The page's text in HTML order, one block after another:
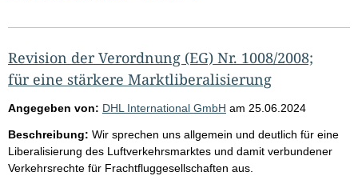
Revision der Verordnung (EG) Nr. 1008/2008;
für eine stärkere Marktliberalisierung
Angegeben von: DHL International GmbH am 25.06.2024
Beschreibung: Wir sprechen uns allgemein und deutlich für eine
Liberalisierung des Luftverkehrsmarktes und damit verbundener
Verkehrsrechte für Frachtfluggesellschaften aus.